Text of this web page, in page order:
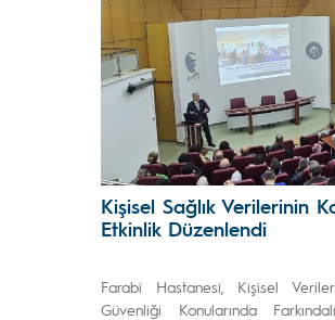
Kişisel Sağlık Verilerinin
Etkinlik Düzenlendi
Farabi Hastanesi, Kişisel
Güvenliği Konularında